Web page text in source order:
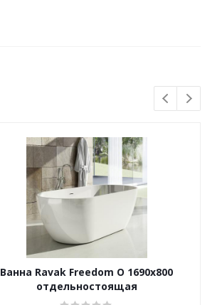
Ванна Ravak Freedom O 1690x800
отдельностоящая